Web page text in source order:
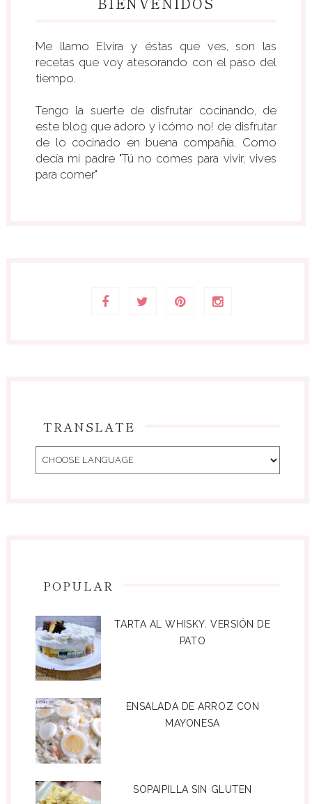
Me llamo Elvira y éstas que ves, son las
recetas que voy atesorando con el paso del
tiempo.
Tengo la suerte de disfrutar cocinando, de
este blog que adoro y ¡cómo no! de disfrutar
de lo cocinado en buena compañía. Como
decía mi padre "Tú no comes para vivir, vives
para comer"
TRANSLATE
POPULAR
TARTA AL WHISKY. VERSIÓN DE
PATO
ENSALADA DE ARROZ CON
MAYONESA
SOPAIPILLA SIN GLUTEN